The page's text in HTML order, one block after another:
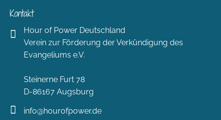
Kontakt
Hour of Power Deutschland
Verein zur Förderung der Verkündigung des
Evangeliums e.V.
Steinerne Furt 78
D-86167 Augsburg
info@hourofpower.de